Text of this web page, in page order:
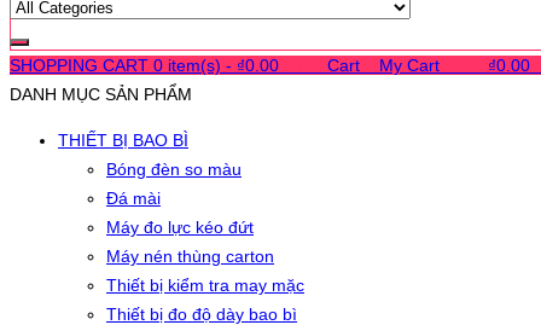
SHOPPING CART 0 item(s) - ₫0.00 Cart My Cart ₫0.00
DANH MỤC SẢN PHẨM
THIẾT BỊ BAO BÌ
Bóng đèn so màu
Đá mài
Máy đo lực kéo đứt
Máy nén thùng carton
Thiết bị kiểm tra may mặc
Thiết bị đo độ dày bao bì